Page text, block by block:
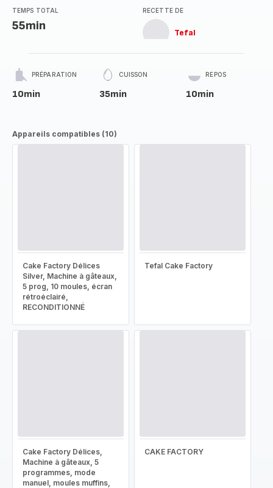
TEMPS TOTAL
55min
RECETTE DE
Tefal
PRÉPARATION
10min
CUISSON
35min
REPOS
10min
Appareils compatibles (10)
Cake Factory Délices
Silver, Machine à gâteaux,
5 prog, 10 moules, écran
rétroéclairé,
RECONDITIONNÉ
Tefal Cake Factory
Cake Factory Délices,
Machine à gâteaux, 5
programmes, mode
manuel, moules muffins,
CAKE FACTORY